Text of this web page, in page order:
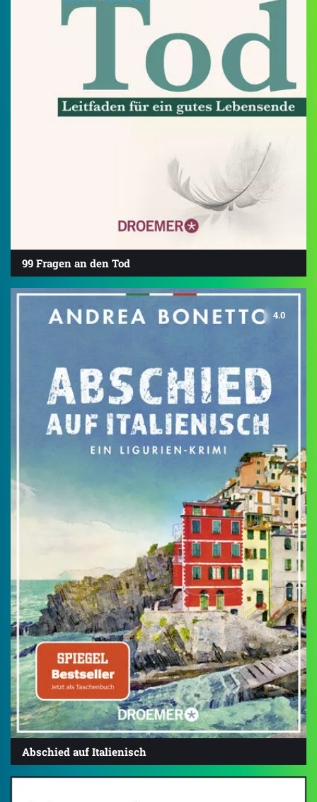
99 Fragen an den Tod
4.0
Abschied auf Italienisch